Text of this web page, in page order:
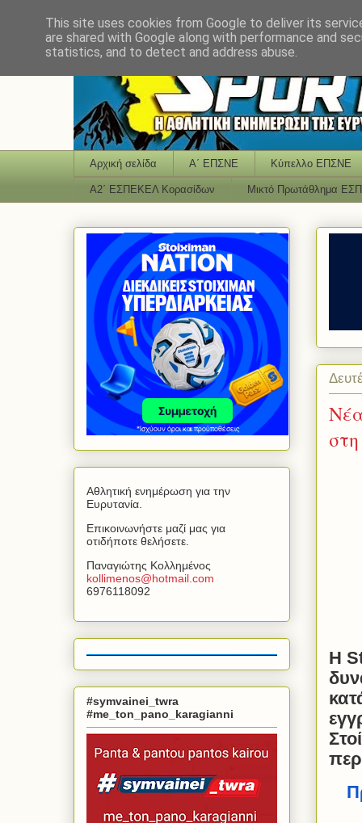
Αρχική σελίδα Α΄ ΕΠΣΝΕ Κύπελλο ΕΠΣΝΕ
Α2΄ ΕΣΠΕΚΕΛ Κορασίδων Μικτό Πρωτάθλημα
Η
Αθλητική ενημέρωση για την
Ευρυτανία.
Επικοινωνήστε μαζί μας για
οτιδήποτε θελήσετε.
Παναγιώτης Κολλημένος
kollimenos@hotmail com
6976118092
#symvainei_twra
#me_ton_pano_karagianni
This site uses cookies from Google to deliver its
are shared with Google along with performance and
statistics, and to detect and address abuse.